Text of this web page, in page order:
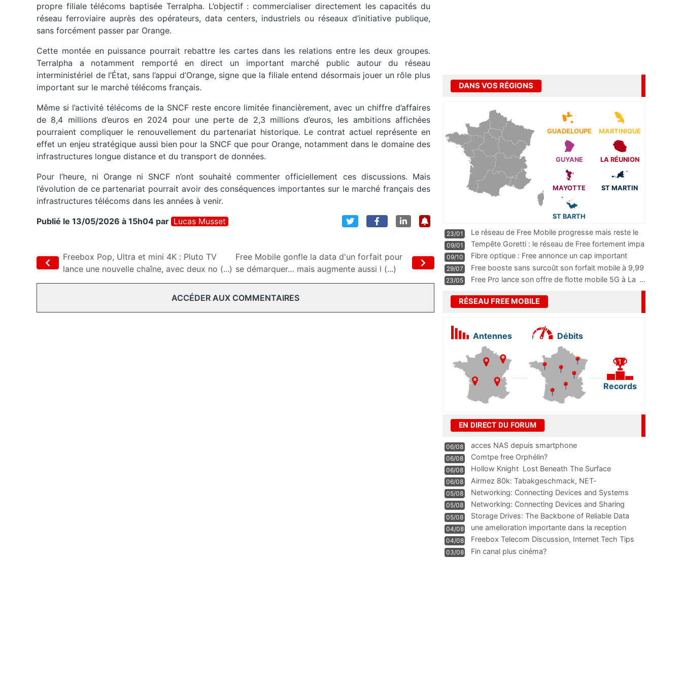
propre filiale télécoms baptisée Terralpha. L’objectif : commercialiser directement les capacités du
réseau ferroviaire auprès des opérateurs, data centers, industriels ou réseaux d’initiative publique,
sans forcément passer par Orange.
Cette montée en puissance pourrait rebattre les cartes dans les relations entre les deux groupes.
Terralpha a notamment remporté en direct un important marché public autour du réseau
interministériel de l’État, sans l’appui d’Orange, signe que la filiale entend désormais jouer un rôle plus
important sur le marché télécoms français.
Même si l’activité télécoms de la SNCF reste encore limitée financièrement, avec un chiffre d’affaires
de 8,4 millions d’euros en 2024 pour une perte de 2,3 millions d’euros, les ambitions affichées
pourraient compliquer le renouvellement du partenariat historique. Le contrat actuel représente en
effet un enjeu stratégique aussi bien pour la SNCF que pour Orange, notamment dans le domaine des
infrastructures longue distance et du transport de données.
Pour l’heure, ni Orange ni SNCF n’ont souhaité commenter officiellement ces discussions. Mais
l’évolution de ce partenariat pourrait avoir des conséquences importantes sur le marché français des
infrastructures télécoms dans les années à venir.
Publié le 13/05/2026 à 15h04 par Lucas Musset
Freebox Pop, Ultra et mini 4K : Pluto TV
lance une nouvelle chaîne, avec deux no (...)
Free Mobile gonfle la data d'un forfait pour
se démarquer… mais augmente aussi l (...)
ACCÉDER AUX COMMENTAIRES
DANS VOS RÉGIONS
GUADELOUPE MARTINIQUE
GUYANE LA RÉUNION
MAYOTTE ST MARTIN
ST BARTH
23/01
Le réseau de Free Mobile progresse mais reste le
m
...
09/01
Tempête Goretti : le réseau de Free fortement impa
09/10
Fibre optique : Free annonce un cap important
pass
...
29/07
Free booste sans surcoût son forfait mobile à 9,99
23/05 Free Pro lance son offre de flotte mobile 5G à La ...
RÉSEAU FREE MOBILE
Antennes Débits
Records
EN DIRECT DU FORUM
06/08 acces NAS depuis smartphone
06/08 Comtpe free Orphélin?
06/08 Hollow Knight  Lost Beneath The Surface
06/08
Airmez 80k: Tabakgeschmack, NET-
Technologie und Leistung im
05/08 Networking: Connecting Devices and Systems
05/08
Networking: Connecting Devices and Sharing
Information
05/08
Storage Drives: The Backbone of Reliable Data
Management
04/08
une amelioration importante dans la reception
WIFI
04/08
Freebox Telecom Discussion, Internet Tech Tips
Communi
03/08 Fin canal plus cinéma?